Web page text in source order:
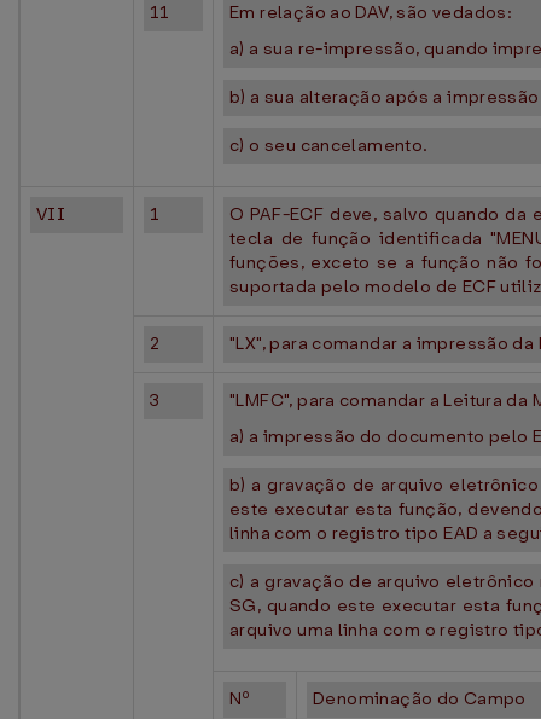
11
Em relação ao DAV, são vedados:
a) a sua re-impressão, quando
b) a sua alteração após a
c) o seu cancelamento.
VII 1
O PAF-ECF deve, salvo quando
tecla de função identificada
funções, exceto se a função não
suportada pelo modelo de ECF
2 "LX", para comandar a impressão da
3
"LMFC", para comandar a Leitura
a) a impressão do documento pelo
b) a gravação de arquivo
este executar esta função,
linha com o registro tipo EAD a
c) a gravação de arquivo
SG, quando este executar esta
arquivo uma linha com o registro
Nº Denominação do Campo